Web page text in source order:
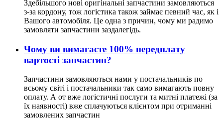
Здебільшого нові оригінальні запчастини замовляються
з-за кордону, тож логістика також займає певний час, як і
Вашого автомобіля. Це одна з причин, чому ми радимо
замовляти запчастини заздалегідь.
Чому ви вимагаєте 100% передплату
вартості запчастин?
Запчастини замовляються нами у постачальників по
всьому світі і постачальники так само вимагають повну
оплату. А от вже логістичні послуги та митні платежі (за
їх наявності) вже сплачуються клієнтом при отриманні
замовлених запчастин